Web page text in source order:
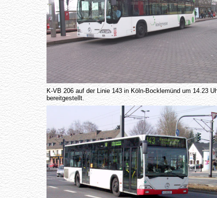
K-VB 206 auf der Linie 143 in Köln-Bocklemünd um 14.23
bereitgestellt.